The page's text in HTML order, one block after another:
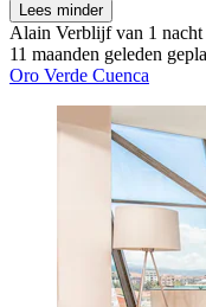
Lees minder
Alain Verblijf van 1 nacht
11 maanden geleden
Oro Verde Cuenca